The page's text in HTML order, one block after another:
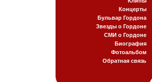
Концерты
Бульвар Гордона
Звезды о Гордоне
СМИ о Гордоне
Биография
Фотоальбом
Обратная связь